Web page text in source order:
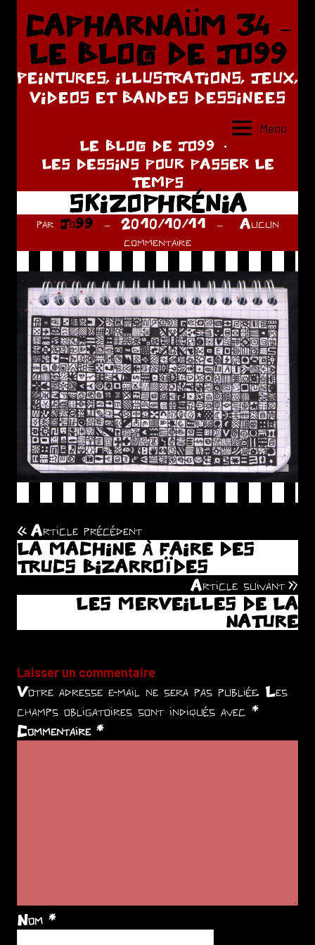
Aller
contenu
CAPHARNAÜM 34 –
LE BLOG DE JO99
PEINTURES, ILLUSTRATIONS, JEUX,
VIDEOS ET BANDES DESSINEES
Menu
LE BLOG DE JO99
LES DESSINS POUR PASSER LE
TEMPS
SKIZOPHRÉNIA
par Jo99 2010/10/11
Aucun
commentaire
Navigation
de
l’article
Article précédent
LA MACHINE À FAIRE DES
TRUCS BIZARROÏDES
Article suivant
LES MERVEILLES DE LA
NATURE
Laisser un commentaire
Votre adresse e-mail ne sera pas publiée. Les
champs obligatoires sont indiqués avec *
Commentaire *
Nom *